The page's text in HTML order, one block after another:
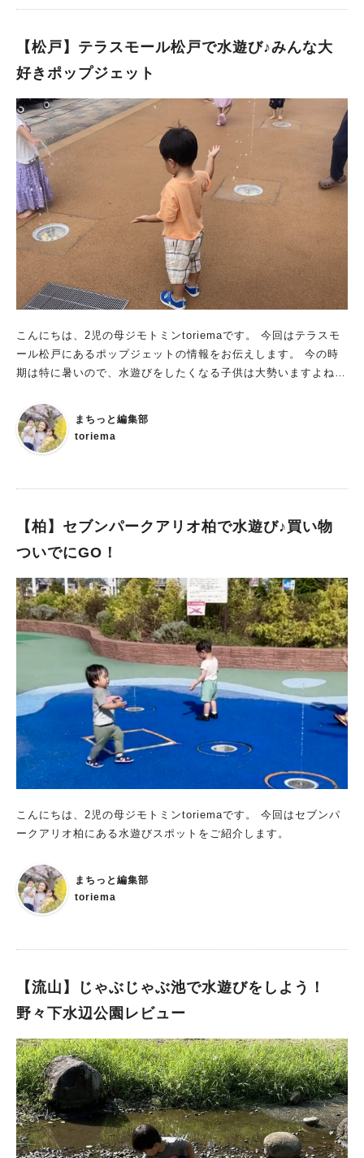
は、2箇所あります。 水位が違うので、小さい子は浅い方、大き
ぐ小道にも水が流れて気持ちいいですよ。 滑り台は、ちょうど
中間地点にあります。 滑り台は石でできているため、勢いよく
ので、ゆっくりと滑ることをおすすめします。 手賀の丘公園は
森林に囲まれ、じゃぶじゃぶ池以外にもアスレチック遊具、吊り
橋、キャンプ場など子どもも大人もワクワクしますよ。 気にな
った方はぜひ行かれてみてくださいね〜！ 【おまけ】カブトム
シ見つけた！ じゃぶじゃぶ池を後にして、駐車場に向かう道中
にカブトムシを発見しました！ 公園の入り口付近です。 よく見
ると樹液を出した木が多く生えています。 カブトムシも樹液に
つられて集まってきているのかも！？ 結構大きなサイズで親は
ビビっていましたが、息子は果敢に触りに行って最後は捕まえて
遊んでいました。 探せばもっとたくさんいたように思えます。
カブトムシが好きな子にもおすすめの場所ですよ〜！
に乗り「市役所」で下車したら5分程で到着します。 水の館の中
亭」、「プラネタリウム」、「展望室」、近隣には「鳥の博物
館」もありますよ。 ▼りっかさんの「水の館」の記事も参考に
してみてください 【我孫子】手賀沼親水公園、水の館 じゃぶ
じゃぶ池に入る注意点 じゃぶじゃぶ池に入る注意点が書いてあ
りました。 池の中は滑りやすいので走らないように気をつけま
しょう。 また、オムツ着用はNG、泳いだり顔を付けるのもNG
となります。 岩場や石があるので、裸足よりも脱げづらいサン
ダルを履いて遊ぶことをおすすめします。 じゃぶじゃぶ池の利
用期間について じゃぶじゃぶ池が利用できる期間は、 7月中
旬〜8月末は毎日で、9月〜は土日祝のみとなります。 夏休み期
間は、毎日利用ができるのは嬉しいですね！ ▼詳しくはこちら
我孫子市｜手賀沼親水広場の利用案内 じゃぶじゃぶ池に入って
みた！子どもたちの反応は？ じゃぶじゃぶ池に入ってみると…
良かったです！ だいたい足首がつかるくらいの水位。 4歳息子
は少し怖かったのか入り口付近で遊んでいましたが、 2歳娘は縦
横無尽に歩き回り楽しんでいました。 手賀沼も一望できて景色
も低くく日陰も多いので、暑くなるにつれて岩場の方が人気にな
る予感！？です。 【おまけ】2つの「これはなんだろう？」 手
賀沼親水広場のじゃぶじゃぶ池に行って「これはなんだろう？」
くるくる回して水を汲み上げるものや ペダルを踏んで水鉄砲も
で2歳、4歳の子どもには少々難しい遊具でした。 ②白いオブジ
ェ 子どもたちが『歯があるよ！』と指をさしていた白いオブジ
が分かりました。 じゃぶじゃぶ池は小さい子から楽しめる！
初めての手賀沼親水広場のじゃぶじゃぶ池。 子どもたちも楽し
く過ごすことができました。 浅瀬で日陰もあるので小さいお子
さんから楽しめると思います！ シャワー室（5分で100円）も完
備しているので、体を清潔にしてから帰宅することができます。
次回はレストランでランチやプラネタリウムへも行ってみたい
な〜と思っています。 気になる方はぜひ遊びに行ってみてくだ
さいね〜！
【松戸】テラスモール松戸で水遊び♪みんな大
好きポップジェット
こんにちは、2児の母ジモトミンtoriemaです。 今回はテラスモ
ール松戸にあるポップジェットの情報をお伝えします。 今の時
期は特に暑いので、水遊びをしたくなる子供は大勢いますよね。
松戸がおすすめですよ。
まちっと編集部
toriema
【柏】セブンパークアリオ柏で水遊び♪買い物
ついでにGO！
こんにちは、2児の母ジモトミンtoriemaです。 今回はセブンパ
ークアリオ柏にある水遊びスポットをご紹介します。
まちっと編集部
toriema
【流山】じゃぶじゃぶ池で水遊びをしよう！
野々下水辺公園レビュー